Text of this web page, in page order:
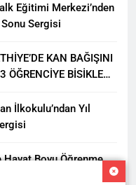
Eğitimi Merkezi’nden
Sergisi
KAN BAĞIŞINI
ÖĞRENCİYE BİSİKLET
İlkokulu’ndan Yıl
Hayat Boyu Öğrenme
Sergisiyle Başladı